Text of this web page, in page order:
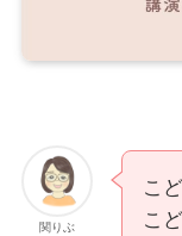
関りぶ
こ
こ